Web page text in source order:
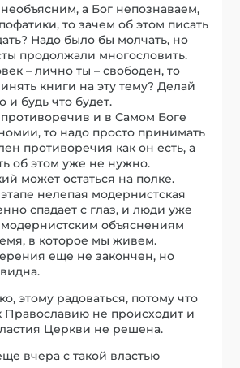
а Бог непознаваем,
то зачем об этом писать
Надо было бы молчать, но
продолжали многословить.
– лично ты – свободен, то
книги на эту тему? Делай
и будь что будет.
и в Самом Боге
то надо просто принимать
противоречия как он есть, а
об этом уже не нужно.
может остаться на полке.
нелепая модернистская
спадает с глаз, и люди уже
объяснениям
в которое мы живем.
еще не закончен, но
этому радоваться, потому что
Православию не происходит и
Церкви не решена.
вчера с такой властью